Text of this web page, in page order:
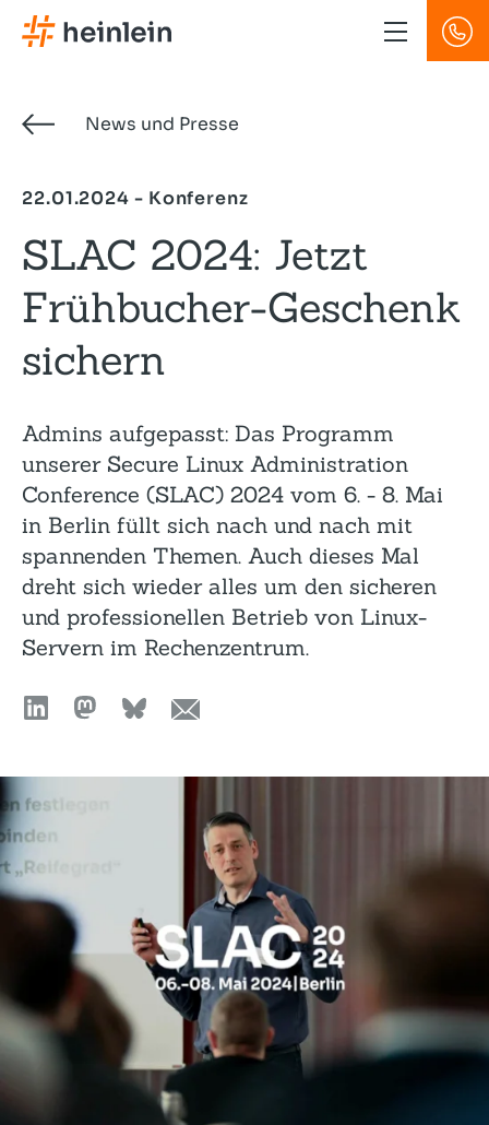
Direkt
zum
News und Presse
22.01.2024 - Konferenz
SLAC 2024: Jetzt
Frühbucher-Geschenk
sichern
Admins aufgepasst: Das Programm
unserer Secure Linux Administration
Conference (SLAC) 2024 vom 6. - 8. Mai
in Berlin füllt sich nach und nach mit
spannenden Themen. Auch dieses Mal
dreht sich wieder alles um den sicheren
und professionellen Betrieb von Linux-
Servern im Rechenzentrum.